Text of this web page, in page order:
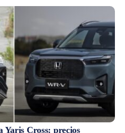
Yaris Cross: precios